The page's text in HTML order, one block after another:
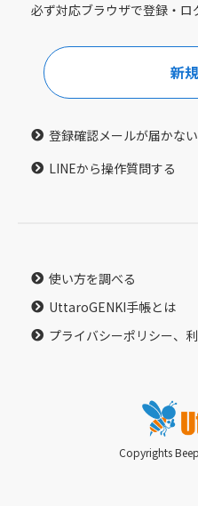
必ず対応ブラウザで登録・ロ
新
登録確認メールが届かな
LINEから操作質問する
使い方を調べる
UttaroGENKI手帳とは
プライバシーポリシー、
Copyrights